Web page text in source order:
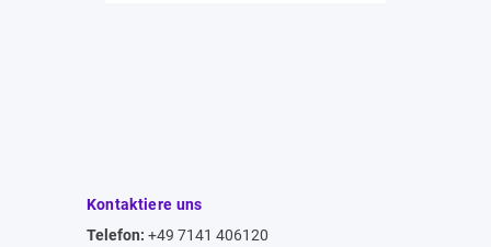
Kontaktiere uns
Telefon: +49 7141 406120